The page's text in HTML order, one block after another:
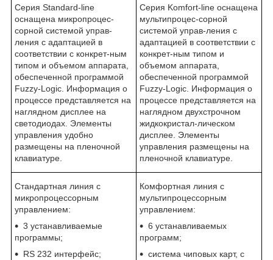
Серия Standard-line
оснащена микропроцес-
сорной системой управ-
ления с адаптацией в
соответствии с конкрет-ным
типом и объемом аппарата,
обеспеченной программой
Fuzzy-Logic. Информация о
процессе представляется на
наглядном дисплее на
светодиодах. Элементы
управления удобно
размещены на пленочной
клавиатуре.
Серия Komfort-line оснащена
мультипроцес-сорной
системой управ-ления с
адаптацией в соответствии с
конкрет-ным типом и
объемом аппарата,
обеспеченной программой
Fuzzy-Logic. Информация о
процессе представляется на
наглядном двухстрочном
жидкокристал-лическом
дисплее. Элементы
управления размещены на
пленочной клавиатуре.
Стандартная линия с
микропроцессорным
управлением:
3 устанавливаемые
программы;
RS 232 интерфейс;
Комфортная линия с
мультипроцессорным
управлением:
6 устанавливаемых
программ;
система чиповых карт, с